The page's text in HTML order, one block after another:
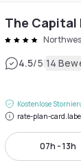
The Capital
4.5/5|14
Kostenlose
rate-plan-
07h - 13h